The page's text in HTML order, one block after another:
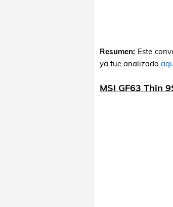
Resumen: Este
ya fue analizado
MSI GF63 Thin